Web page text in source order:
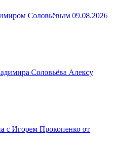
Соловьёвым 09.08.2026
Соловьёва Алексу
с Игорем Прокопенко от